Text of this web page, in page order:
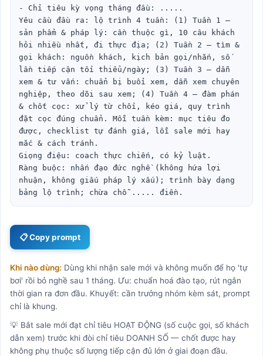
- Chỉ tiêu kỳ vọng tháng đầu: .....
Yêu cầu đầu ra: lộ trình 4 tuần: (1) Tuần 1 —
sản phẩm & pháp lý: cần thuộc gì, 10 câu khách
hỏi nhiều nhất, đi thực địa; (2) Tuần 2 — tìm &
gọi khách: nguồn khách, kịch bản gọi/nhắn, số
lần tiếp cận tối thiểu/ngày; (3) Tuần 3 — dẫn
xem & tư vấn: chuẩn bị buổi xem, dẫn xem chuyên
nghiệp, theo dõi sau xem; (4) Tuần 4 — đàm phán
& chốt cọc: xử lý từ chối, kéo giá, quy trình
đặt cọc đúng chuẩn. Mỗi tuần kèm: mục tiêu đo
được, checklist tự đánh giá, lỗi sale mới hay
mắc & cách tránh.
Giọng điệu: coach thực chiến, có kỷ luật.
Ràng buộc: nhấn đạo đức nghề (không hứa lợi
nhuận, không giấu pháp lý xấu); trình bày dạng
bảng lộ trình; chừa chỗ ..... điền.
📋 Copy prompt
Khi nào dùng: Dùng khi nhận sale mới và không muốn để họ 'tự
bơi' rồi bỏ nghề sau 1 tháng. Ưu: chuẩn hoá đào tạo, rút ngắn
thời gian ra đơn đầu. Khuyết: cần trưởng nhóm kèm sát, prompt
chỉ là khung.
💡 Bắt sale mới đạt chỉ tiêu HOẠT ĐỘNG (số cuộc gọi, số khách
dẫn xem) trước khi đòi chỉ tiêu DOANH SỐ — chốt được hay
không phụ thuộc số lượng tiếp cận đủ lớn ở giai đoạn đầu.